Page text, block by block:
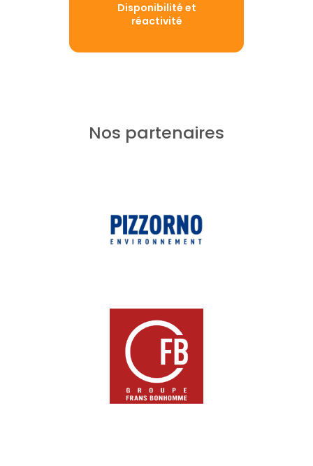
Disponibilité et
réactivité
Nos partenaires